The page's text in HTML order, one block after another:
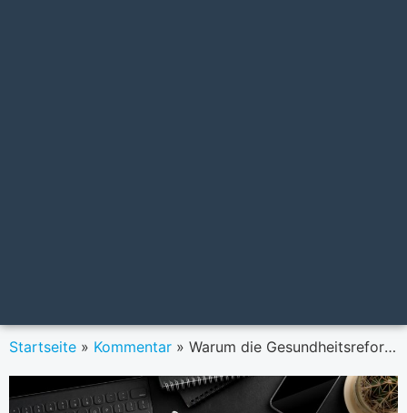
Startseite » Kommentar » Warum die Gesundheitsreform scheitern wird